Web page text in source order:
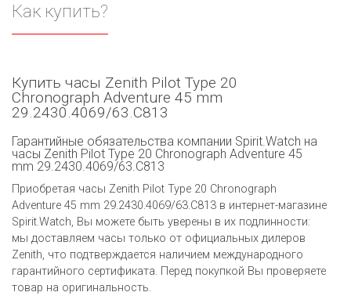
Как купить?
Купить часы Zenith Pilot Type 20
Chronograph Adventure 45 mm
29.2430.4069/63.C813
Гарантийные обязательства компании Spirit.Watch на
часы Zenith Pilot Type 20 Chronograph Adventure 45
mm 29.2430.4069/63.C813
Приобретая часы Zenith Pilot Type 20 Chronograph
Adventure 45 mm 29.2430.4069/63.C813 в интернет-магазине
Spirit.Watch, Вы можете быть уверены в их подлинности:
мы доставляем часы только от официальных дилеров
Zenith, что подтверждается наличием международного
гарантийного сертификата. Перед покупкой Вы проверяете
товар на оригинальность.